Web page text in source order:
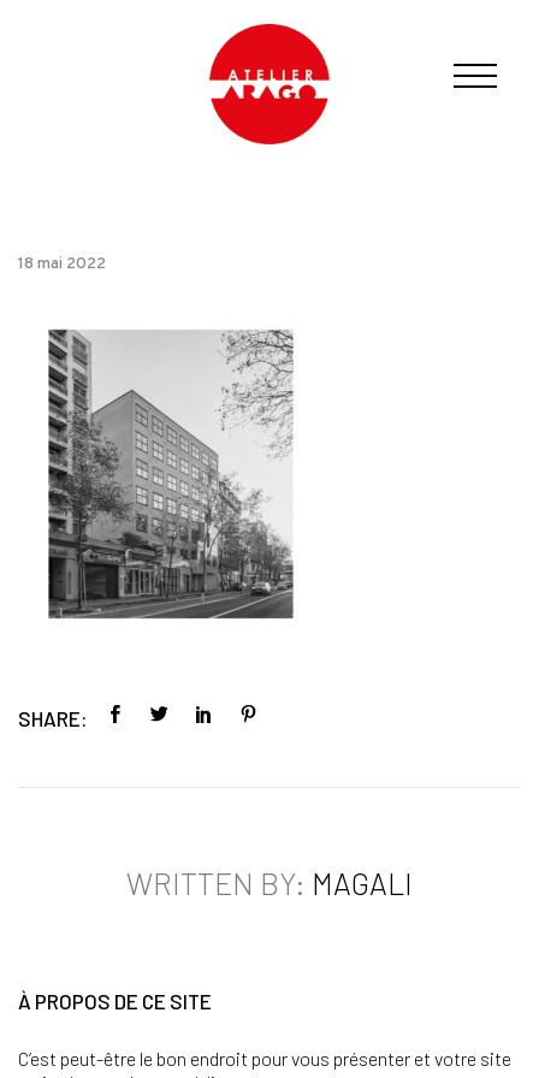
18 mai 2022
SHARE:
WRITTEN BY: MAGALI
À PROPOS DE CE SITE
C’est peut-être le bon endroit pour vous présenter et votre site